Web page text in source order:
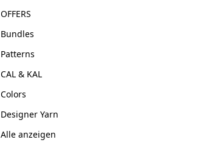
OFFERS
Bundles
Patterns
CAL & KAL
Colors
Designer Yarn
Alle anzeigen